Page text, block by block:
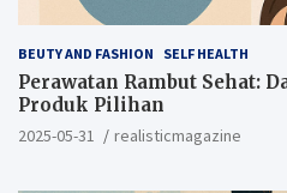
BEUTY AND FASHION SELF HEALTH
Perawatan Rambut Sehat:
Produk Pilihan
2025-05-31 realisticmagazine